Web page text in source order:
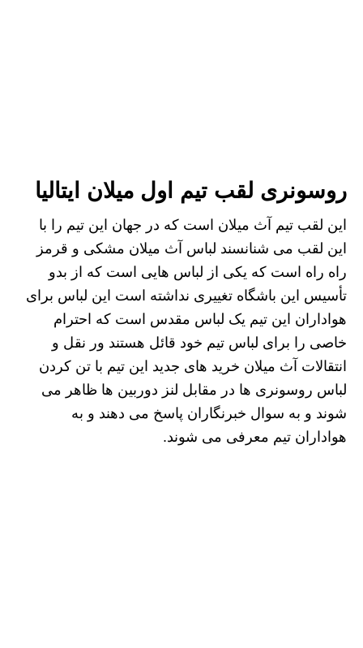
روسونری لقب تیم اول میلان ایتالیا
این لقب تیم آث میلان است که در جهان این تیم را با
این لقب می شنانسند لباس آث میلان مشکی و قرمز
راه راه است که یکی از لباس هایی است که از بدو
تأسیس این باشگاه تغییری نداشته است این لباس برای
هواداران این تیم یک لباس مقدس است که احترام
خاصی را برای لباس تیم خود قائل هستند ور نقل و
انتقالات آث میلان خرید های جدید این تیم با تن کردن
لباس روسونری ها در مقابل لنز دوربین ها ظاهر می
شوند و به سوال خبرنگاران پاسخ می دهند و به
هواداران تیم معرفی می شوند.